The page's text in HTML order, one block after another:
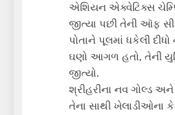
એશિયન એક્વેટિક્સ
જીત્યા પછી તેની ઑફ
પોતાને પૂલમાં ધકેલી દીધો
ઘણો આગળ હતો, તેની
જીત્યો.
શ્રીહરીના નવ ગોલ્ડ
તેના સાથી ખેલાડીઓના